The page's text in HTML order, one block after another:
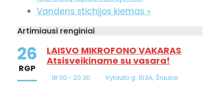
Vandens stichijos kiemas »
Artimiausi renginiai
26
RGP
LAISVO MIKROFONO VAKARAS
Atsisveikiname su vasara!
18:00 - 20:30 Vytauto g. 103A, Šiauliai